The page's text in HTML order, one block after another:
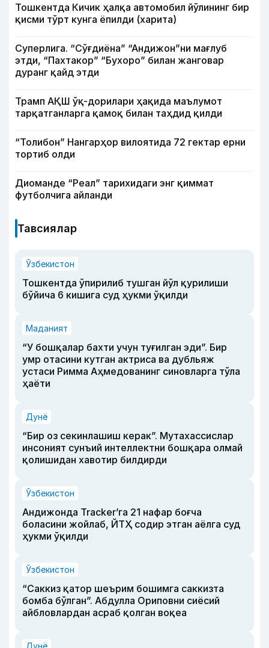
Тошкентда Кичик ҳалқа автомобил йўлининг бир
қисми тўрт кунга ёпилди (харита)
Суперлига. “Сўғдиёна” “Андижон”ни мағлуб
этди, “Пахтакор” “Бухоро” билан жанговар
дуранг қайд этди
Трамп АҚШ ўқ-дорилари ҳақида маълумот
тарқатганларга қамоқ билан таҳдид қилди
“Толибон” Нангарҳор вилоятида 72 гектар ерни
тортиб олди
Диоманде “Реал” тарихидаги энг қиммат
футболчига айланди
Тавсиялар
Ўзбекистон
Тошкентда ўпирилиб тушган йўл қурилиши
бўйича 6 кишига суд ҳукми ўқилди
Маданият
“У бошқалар бахти учун туғилган эди”. Бир
умр отасини кутган актриса ва дубльяж
устаси Римма Аҳмедованинг синовларга тўла
ҳаёти
Дунё
“Бир оз секинлашиш керак”. Мутахассислар
инсоният сунъий интеллектни бошқара олмай
қолишидан хавотир билдирди
Ўзбекистон
Андижонда Tracker’га 21 нафар боғча
боласини жойлаб, ЙТҲ содир этган аёлга суд
ҳукми ўқилди
Ўзбекистон
“Саккиз қатор шеърим бошимга саккизта
бомба бўлган”. Абдулла Ориповни сиёсий
айбловлардан асраб қолган воқеа
Дунё